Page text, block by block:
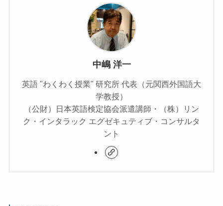
中嶋 洋一
英語 "わくわく授業" 研究所 代表（元関西外国語大
学教授）
（公財）日本英語検定協会派遣講師・（株）リン
ク・インタラック エグゼキュティブ・コンサルタ
ント